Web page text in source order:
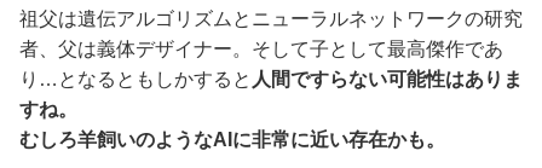
祖父は遺伝アルゴリズムとニューラルネットワークの研究
者、父は義体デザイナー。そして子として最高傑作であ
り…となるともしかすると 人間ですらない可能性はありま
すね。
むしろ羊飼いのようなAIに非常に近い存在かも。